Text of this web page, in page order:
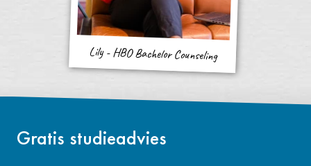
Lily - HBO Bachelor Counseling
Gratis studieadvies